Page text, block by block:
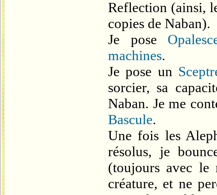
Reflection (ainsi,
copies de Naban).
Je pose
machines.
Je pose un
sorcier, sa
Naban. Je me
Bascule.
Une fois les
résolus, je
(toujours avec le
créature, et ne